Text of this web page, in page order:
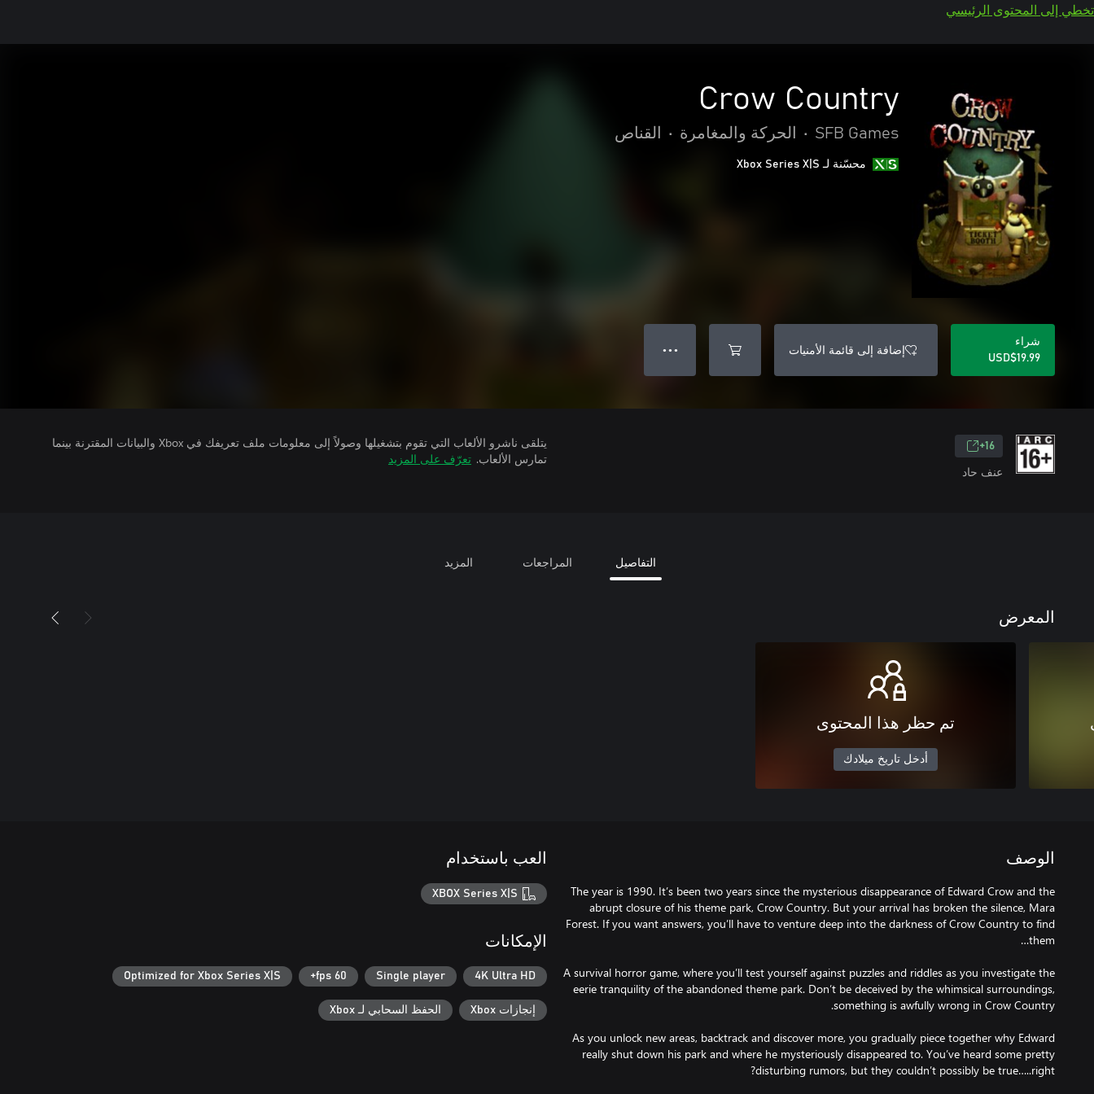
تخطي إلى المحتوى الرئيسي
Crow Country
SFB Games
• الحركة والمغامرة • القناص
محسّنة لـ Xbox Series X|S
شراء
USD$19.99
إضافة إلى قائمة الأمنيات ● ● ●
16+
عنف حاد
يتلقى ناشرو الألعاب التي تقوم بتشغيلها وصولاً إلى معلومات ملف تعريفك في Xbox والبيانات المقترنة بينما
تمارس الألعاب. تعرّف على المزيد
التفاصيل المراجعات المزيد
المعرض
تم حظر هذا المحتوى
أدخل تاريخ ميلادك
الوصف
The year is 1990. It’s been two years since the mysterious disappearance of Edward Crow and the
abrupt closure of his theme park, Crow Country. But your arrival has broken the silence, Mara
Forest. If you want answers, you’ll have to venture deep into the darkness of Crow Country to find
A survival horror game, where you’ll test yourself against puzzles and riddles as you investigate the
eerie tranquility of the abandoned theme park. Don’t be deceived by the whimsical surroundings,
As you unlock new areas, backtrack and discover more, you gradually piece together why Edward
really shut down his park and where he mysteriously disappeared to. You’ve heard some pretty
العب باستخدام
XBOX Series X|S
الإمكانات
4K Ultra HD
Single player
60 fps+
Optimized for Xbox Series X|S
إنجازات Xbox الحفظ السحابي لـ Xbox